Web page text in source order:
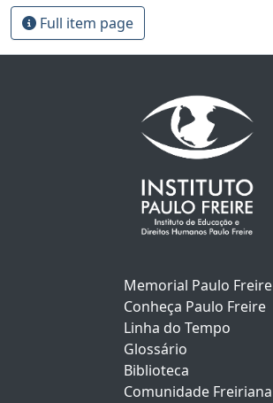
Full item page
Memorial Paulo Freire
Conheça Paulo Freire
Linha do Tempo
Glossário
Biblioteca
Comunidade Freiriana